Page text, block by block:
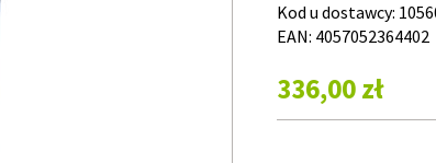
Kod u dostawcy:
EAN: 4057052364402
336,00 zł